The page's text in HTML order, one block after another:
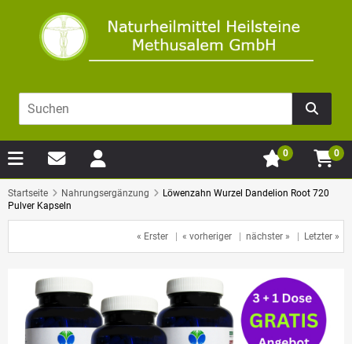
0
0
Startseite Nahrungsergänzung
Löwenzahn Wurzel Dandelion Root 720
Pulver Kapseln
« Erster | « vorheriger | nächster » | Letzter »